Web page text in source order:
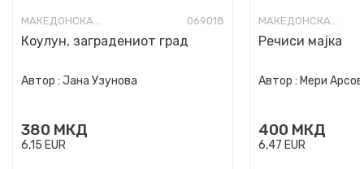
МАКЕДОНСКА КНИЖЕВНОСТ 069018
Коулун, заградениот град
Автор : Јана Узунова
380 МКД
6,15 EUR
МАКЕДОНСКА КНИЖЕВНОСТ
Речиси мајка
Автор : Мери
400 МКД
6,47 EUR